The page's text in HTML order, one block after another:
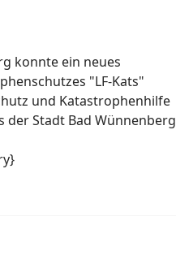
konnte ein neues
"LF-Kats"
und Katastrophenhilfe
der Stadt Bad Wünnenberg